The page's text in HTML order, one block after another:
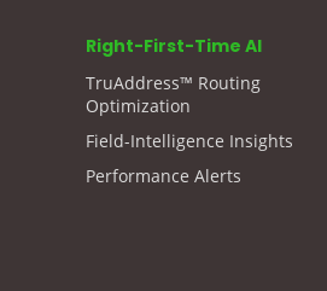
Right-First-Time AI
TruAddress™ Routing
Optimization
Field-Intelligence Insights
Performance Alerts